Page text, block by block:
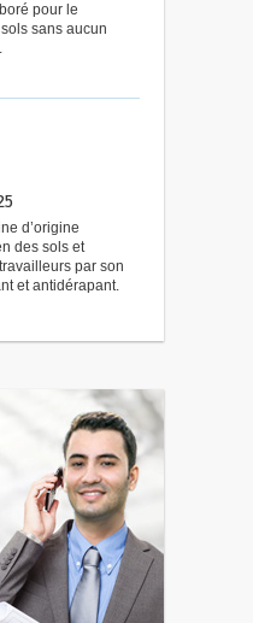
pour le
sans aucun
d’origine
des sols et
par son
et antidérapant.